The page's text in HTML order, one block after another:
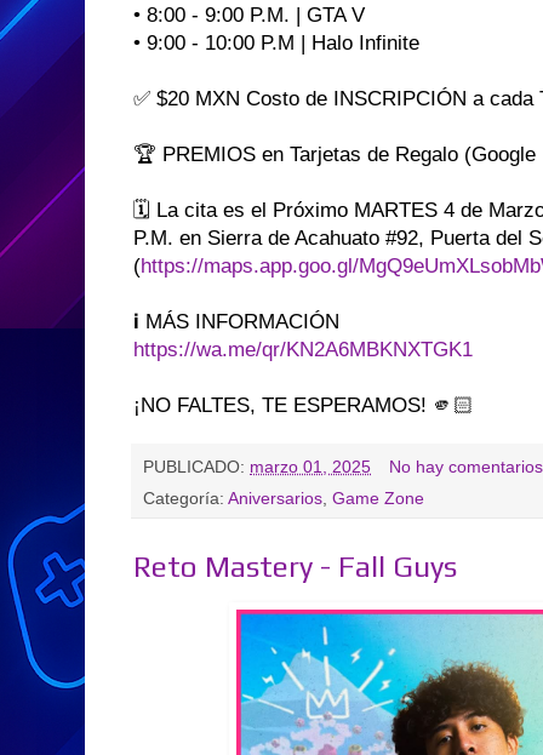
• 8:00 - 9:00 P.M. | GTA V
• 9:00 - 10:00 P.M | Halo Infinite
✅ $20 MXN Costo de INSCRIPCIÓN a cada
🏆 PREMIOS en Tarjetas de Regalo
🗓️ La cita es el Próximo MARTES 4 de
P.M. en Sierra de Acahuato #92, Puerta del
(https://maps.app.goo.gl/
ℹ️ MÁS INFORMACIÓN
https://wa.me/qr/KN2A6MBKNXTGK1
¡NO FALTES, TE ESPERAMOS! 🫵🏻
PUBLICADO: marzo 01, 2025
No hay
Categoría: Aniversarios, Game Zone
Reto Mastery - Fall Guys